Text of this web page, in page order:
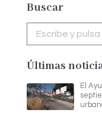
Buscar
Últimas
El